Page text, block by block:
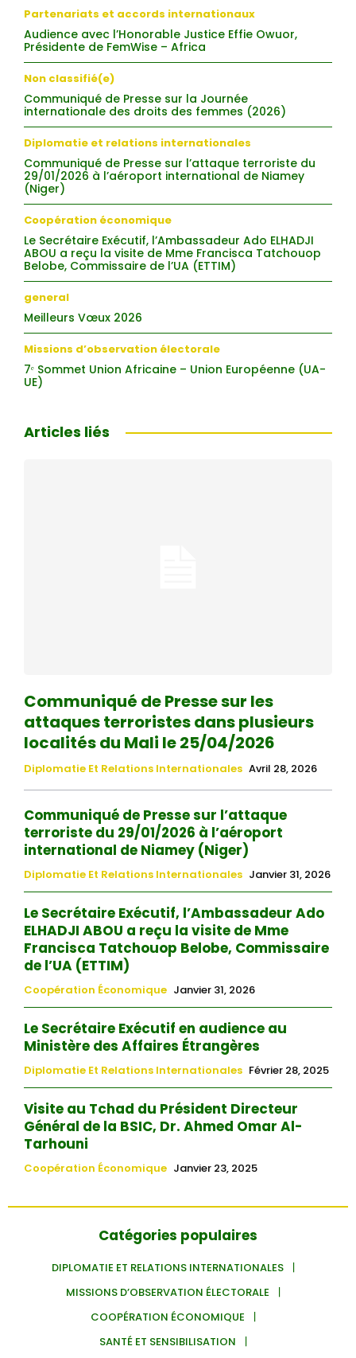
Partenariats et accords internationaux
Audience avec l’Honorable Justice Effie Owuor,
Présidente de FemWise – Africa
Non classifié(e)
Communiqué de Presse sur la Journée
internationale des droits des femmes (2026)
Diplomatie et relations internationales
Communiqué de Presse sur l’attaque terroriste du
29/01/2026 à l’aéroport international de Niamey
(Niger)
Coopération économique
Le Secrétaire Exécutif, l’Ambassadeur Ado ELHADJI
ABOU a reçu la visite de Mme Francisca Tatchouop
Belobe, Commissaire de l’UA (ETTIM)
general
Meilleurs Vœux 2026
Missions d’observation électorale
7ᵉ Sommet Union Africaine – Union Européenne (UA-
UE)
Articles liés
Communiqué de Presse sur les
attaques terroristes dans plusieurs
localités du Mali le 25/04/2026
Diplomatie Et Relations Internationales Avril 28, 2026
Communiqué de Presse sur l’attaque
terroriste du 29/01/2026 à l’aéroport
international de Niamey (Niger)
Diplomatie Et Relations Internationales Janvier 31, 2026
Le Secrétaire Exécutif, l’Ambassadeur Ado
ELHADJI ABOU a reçu la visite de Mme
Francisca Tatchouop Belobe, Commissaire
de l’UA (ETTIM)
Coopération Économique Janvier 31, 2026
Le Secrétaire Exécutif en audience au
Ministère des Affaires Étrangères
Diplomatie Et Relations Internationales Février 28, 2025
Visite au Tchad du Président Directeur
Général de la BSIC, Dr. Ahmed Omar Al-
Tarhouni
Coopération Économique Janvier 23, 2025
Catégories populaires
DIPLOMATIE ET RELATIONS INTERNATIONALES
MISSIONS D’OBSERVATION ÉLECTORALE
COOPÉRATION ÉCONOMIQUE
SANTÉ ET SENSIBILISATION